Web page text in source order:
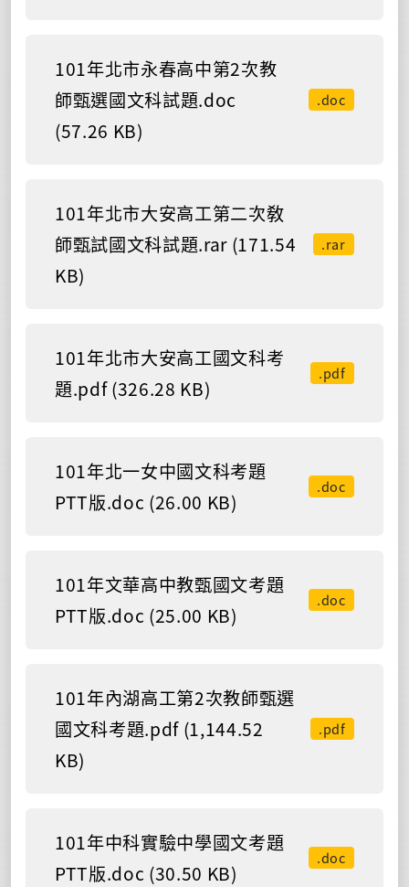
101年北市永春高中第2次教
師甄選國文科試題.doc
(57.26 KB)
.doc
101年北市大安高工第二次敎
師甄試國文科試題.rar (171.54
KB)
.rar
101年北市大安高工國文科考
題.pdf (326.28 KB)
.pdf
101年北一女中國文科考題
PTT版.doc (26.00 KB)
.doc
101年文華高中教甄國文考題
PTT版.doc (25.00 KB)
.doc
101年內湖高工第2次教師甄選
國文科考題.pdf (1,144.52
KB)
.pdf
101年中科實驗中學國文考題
PTT版.doc (30.50 KB)
.doc